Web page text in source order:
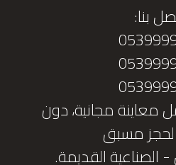
بنا:
معاينة مجانية، دون
لحجز مسبق
- الصناعية القديمة.